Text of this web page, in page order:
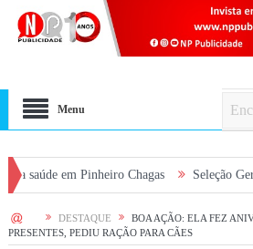
Menu
em Pinheiro Chagas Seleção Geral do
HOME DESTAQUE
BOA AÇÃO: ELA FEZ
PRESENTES, PEDIU RAÇÃO PARA CÃES